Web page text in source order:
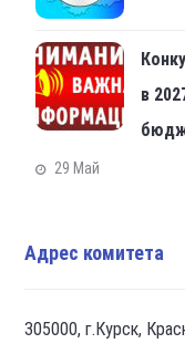
в
29 Май
Адрес комитета
305000, г.Курск,